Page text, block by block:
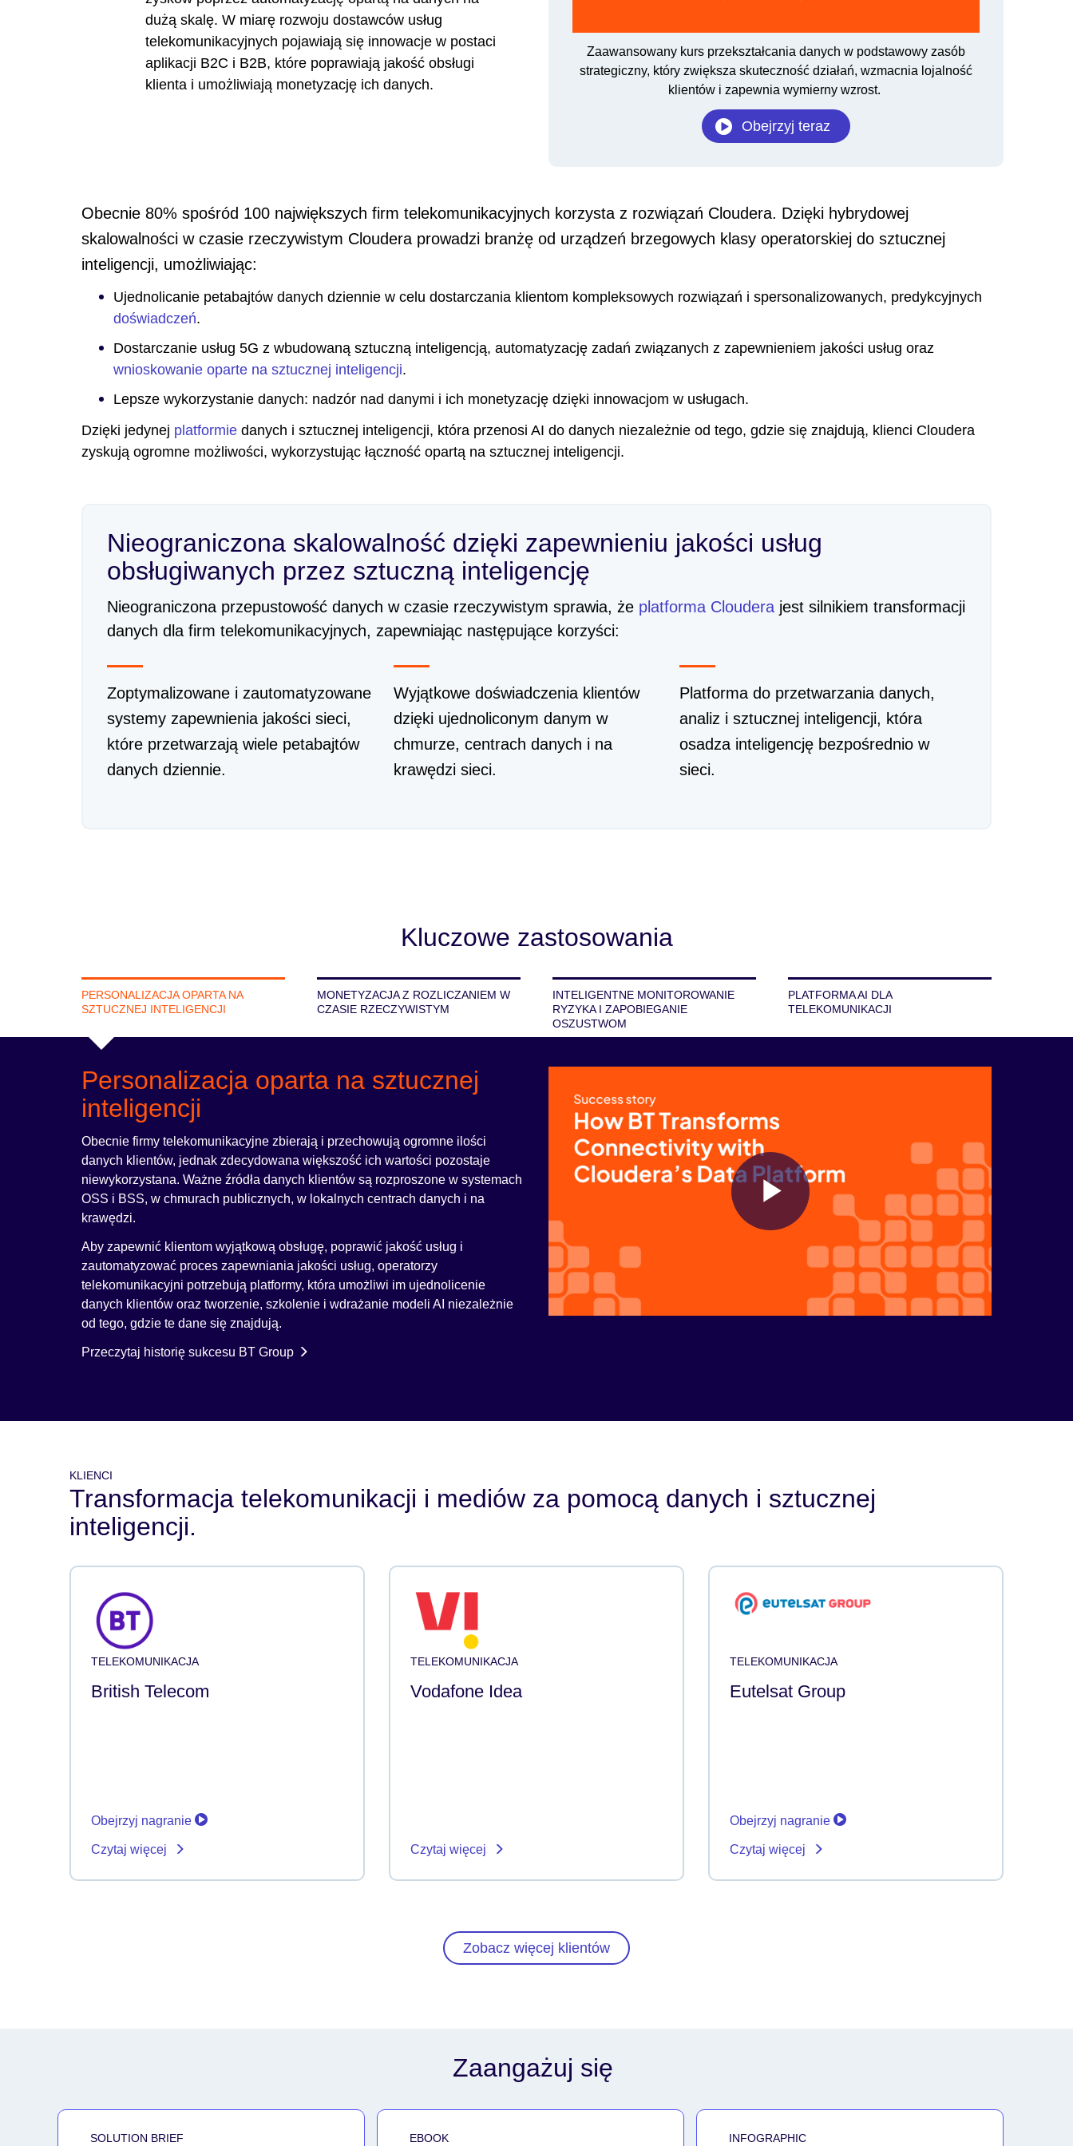
dużą skalę. W miarę rozwoju dostawców usług
telekomunikacyjnych pojawiają się innowacje w postaci
aplikacji B2C i B2B, które poprawiają jakość obsługi
klienta i umożliwiają monetyzację ich danych.
Video
Zaawansowany kurs przekształcania danych w podstawowy zasób
strategiczny, który zwiększa skuteczność działań, wzmacnia lojalność
klientów i zapewnia wymierny wzrost.
Obejrzyj teraz
Obecnie 80% spośród 100 największych firm telekomunikacyjnych korzysta z rozwiązań Cloudera. Dzięki hybrydowej
skalowalności w czasie rzeczywistym Cloudera prowadzi branżę od urządzeń brzegowych klasy operatorskiej do sztucznej
inteligencji, umożliwiając:
Ujednolicanie petabajtów danych dziennie w celu dostarczania klientom kompleksowych rozwiązań i spersonalizowanych, predykcyjnych
doświadczeń.
Dostarczanie usług 5G z wbudowaną sztuczną inteligencją, automatyzację zadań związanych z zapewnieniem jakości usług oraz
wnioskowanie oparte na sztucznej inteligencji.
Lepsze wykorzystanie danych: nadzór nad danymi i ich monetyzację dzięki innowacjom w usługach.
Dzięki jedynej platformie danych i sztucznej inteligencji, która przenosi AI do danych niezależnie od tego, gdzie się znajdują, klienci Cloudera
zyskują ogromne możliwości, wykorzystując łączność opartą na sztucznej inteligencji.
Nieograniczona skalowalność dzięki zapewnieniu jakości usług
obsługiwanych przez sztuczną inteligencję
Nieograniczona przepustowość danych w czasie rzeczywistym sprawia, że platforma Cloudera jest silnikiem transformacji
danych dla firm telekomunikacyjnych, zapewniając następujące korzyści:
Zoptymalizowane i zautomatyzowane
systemy zapewnienia jakości sieci,
które przetwarzają wiele petabajtów
danych dziennie.
Wyjątkowe doświadczenia klientów
dzięki ujednoliconym danym w
chmurze, centrach danych i na
krawędzi sieci.
Platforma do przetwarzania danych,
analiz i sztucznej inteligencji, która
osadza inteligencję bezpośrednio w
sieci.
Kluczowe zastosowania
PERSONALIZACJA OPARTA NA
SZTUCZNEJ INTELIGENCJI
MONETYZACJA Z ROZLICZANIEM W
CZASIE RZECZYWISTYM
INTELIGENTNE MONITOROWANIE
RYZYKA I ZAPOBIEGANIE
OSZUSTWOM
PLATFORMA AI DLA
TELEKOMUNIKACJI
Personalizacja oparta na sztucznej
inteligencji
Obecnie firmy telekomunikacyjne zbierają i przechowują ogromne ilości
danych klientów, jednak zdecydowana większość ich wartości pozostaje
niewykorzystana. Ważne źródła danych klientów są rozproszone w systemach
OSS i BSS, w chmurach publicznych, w lokalnych centrach danych i na
krawędzi.
Aby zapewnić klientom wyjątkową obsługę, poprawić jakość usług i
zautomatyzować proces zapewniania jakości usług, operatorzy
telekomunikacyjni potrzebują platformy, która umożliwi im ujednolicenie
danych klientów oraz tworzenie, szkolenie i wdrażanie modeli AI niezależnie
od tego, gdzie te dane się znajdują.
Przeczytaj historię sukcesu BT Group
Play
Video
KLIENCI
Transformacja telekomunikacji i mediów za pomocą danych i sztucznej
inteligencji.
TELEKOMUNIKACJA
British Telecom
Obejrzyj nagranie
Czytaj więcej
TELEKOMUNIKACJA
Vodafone Idea
Czytaj więcej
TELEKOMUNIKACJA
Eutelsat Group
Obejrzyj nagranie
Czytaj więcej
Zobacz więcej klientów
Zaangażuj się
SOLUTION BRIEF EBOOK INFOGRAPHIC